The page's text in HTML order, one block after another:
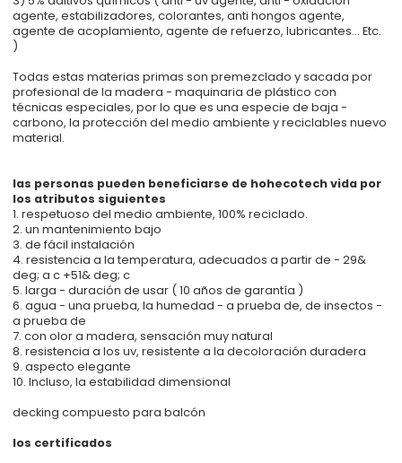
agente, estabilizadores, colorantes, anti hongos agente,
agente de acoplamiento, agente de refuerzo, lubricantes... Etc.
)
Todas estas materias primas son premezclado y sacada por
profesional de la madera - maquinaria de plástico con
técnicas especiales, por lo que es una especie de baja -
carbono, la protección del medio ambiente y reciclables nuevo
material.
las personas pueden beneficiarse de hohecotech vida por
los atributos siguientes
1. respetuoso del medio ambiente, 100% reciclado.
2. un mantenimiento bajo
3. de fácil instalación
4. resistencia a la temperatura, adecuados a partir de - 29&
deg; a c +51& deg; c
5. larga - duración de usar ( 10 años de garantía )
6. agua - una prueba, la humedad - a prueba de, de insectos -
a prueba de
7. con olor a madera, sensación muy natural
8. resistencia a los uv, resistente a la decoloración duradera
9. aspecto elegante
10. Incluso, la estabilidad dimensional
decking compuesto para balcón
los certificados